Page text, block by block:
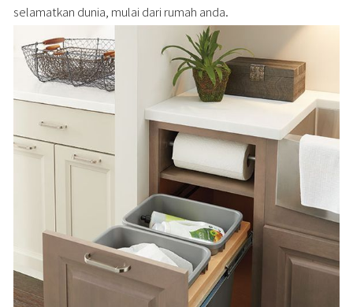
selamatkan dunia, mulai dari rumah anda.